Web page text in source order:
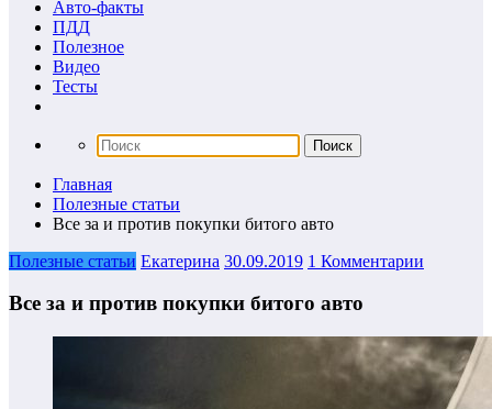
Авто-факты
ПДД
Полезное
Видео
Тесты
Главная
Полезные статьи
Все за и против покупки битого авто
Полезные статьи Екатерина 30.09.2019 1 Комментарии
Все за и против покупки битого авто